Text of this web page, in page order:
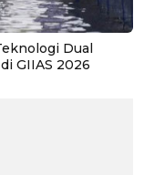
Dual
GIIAS 2026